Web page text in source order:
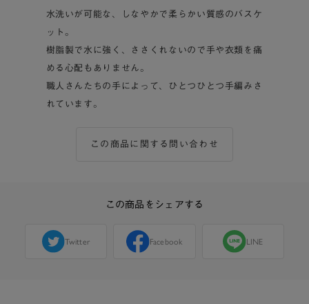
水洗いが可能な、しなやかで柔らかい質感のバスケ
ット。
樹脂製で水に強く、ささくれないので手や衣類を痛
める心配もありません。
職人さんたちの手によって、ひとつひとつ手編みさ
れています。
この商品に関する問い合わせ
この商品をシェアする
Twitter Facebook LINE